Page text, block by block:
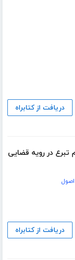
دریافت از کتابراه
در رویه قضایی
دریافت از کتابراه